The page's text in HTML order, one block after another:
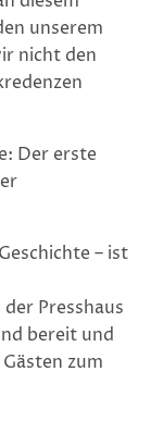
unserem
nicht den
Der erste
– ist
Presshaus
bereit und
zum